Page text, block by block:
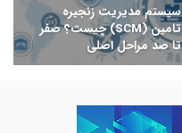
سیستم مدیریت زنجیره
تامین (SCM) چیست؟ صفر
تا صد مراحل اصلی